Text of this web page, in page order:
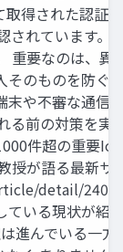
取得された認証
されています。
重要なのは、異
のものを防ぐ
末や不審な通信
る前の対策を実
件超の重要
が語る最新サ
detail/
いる現状が紹
進んでいる一